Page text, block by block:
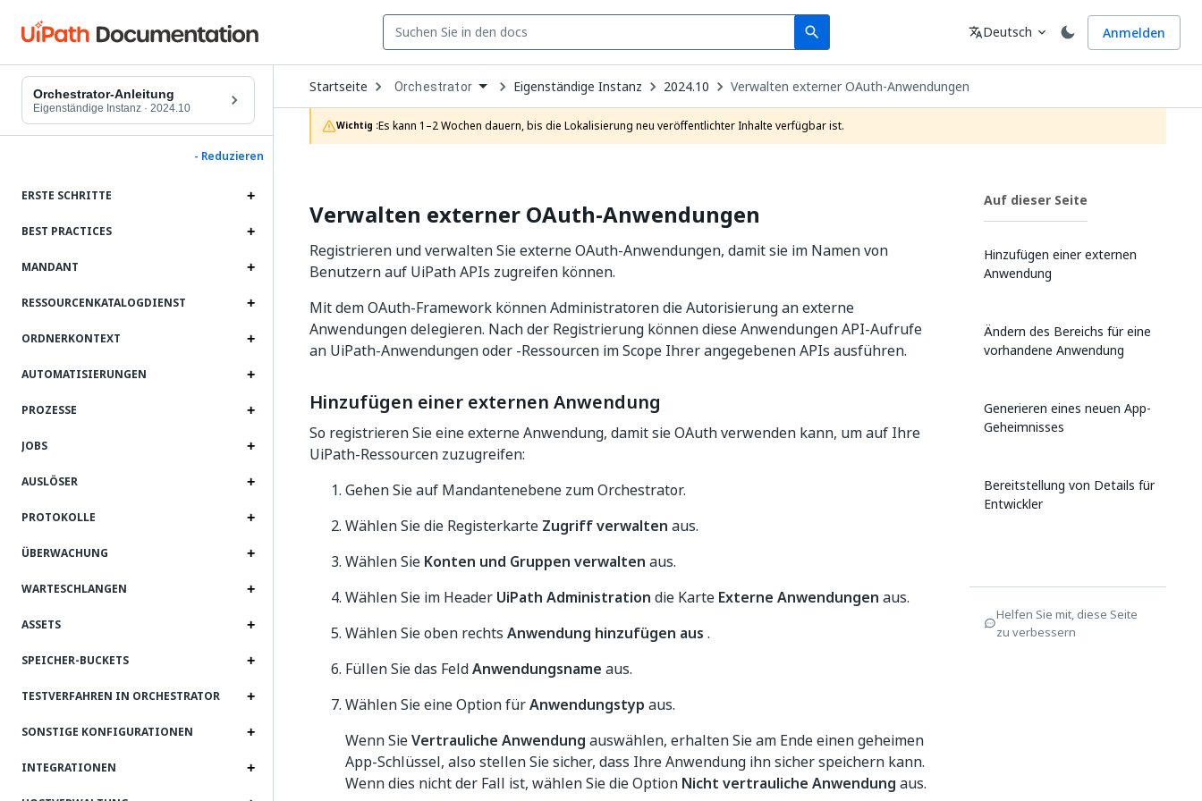
search
Search Sprache
translateDeutsch expand_more Anmelden
Orchestrator-Anleitung
Eigenständige Instanz · 2024.10
- Reduzieren
ERSTE SCHRITTE
BEST PRACTICES
MANDANT
RESSOURCENKATALOGDIENST
ORDNERKONTEXT
AUTOMATISIERUNGEN
PROZESSE
JOBS
AUSLÖSER
PROTOKOLLE
ÜBERWACHUNG
WARTESCHLANGEN
ASSETS
SPEICHER-BUCKETS
TESTVERFAHREN IN ORCHESTRATOR
SONSTIGE KONFIGURATIONEN
INTEGRATIONEN
Startseite Open
Dropdown
to
choose
product
Orchestrator Eigenständige Instanz 2024.10 Verwalten externer OAuth-Anwendungen
Wichtig :Es kann 1–2 Wochen dauern, bis die Lokalisierung neu veröffentlichter Inhalte verfügbar ist.
Verwalten externer OAuth-Anwendungen
Registrieren und verwalten Sie externe OAuth-Anwendungen, damit sie im Namen von
Benutzern auf UiPath APIs zugreifen können.
Mit dem OAuth-Framework können Administratoren die Autorisierung an externe
Anwendungen delegieren. Nach der Registrierung können diese Anwendungen API-Aufrufe
an UiPath-Anwendungen oder -Ressourcen im Scope Ihrer angegebenen APIs ausführen.
Hinzufügen einer externen Anwendung
So registrieren Sie eine externe Anwendung, damit sie OAuth verwenden kann, um auf Ihre
UiPath-Ressourcen zuzugreifen:
Gehen Sie auf Mandantenebene zum Orchestrator.
Wählen Sie die Registerkarte Zugriff verwalten aus.
Wählen Sie Konten und Gruppen verwalten aus.
Wählen Sie im Header UiPath Administration die Karte Externe Anwendungen aus.
Wählen Sie oben rechts Anwendung hinzufügen aus .
Füllen Sie das FeldAnwendungsname aus.
Wählen Sie eine Option fürAnwendungstyp aus.
Wenn SieVertrauliche Anwendung auswählen, erhalten Sie am Ende einen geheimen
App-Schlüssel, also stellen Sie sicher, dass Ihre Anwendung ihn sicher speichern kann.
Wenn dies nicht der Fall ist, wählen Sie die Option Nicht vertrauliche Anwendung aus.
Auf dieser Seite
Hinzufügen einer externen
Anwendung
Ändern des Bereichs für eine
vorhandene Anwendung
Generieren eines neuen App-
Geheimnisses
Bereitstellung von Details für
Entwickler
Helfen Sie mit, diese Seite
zu verbessern